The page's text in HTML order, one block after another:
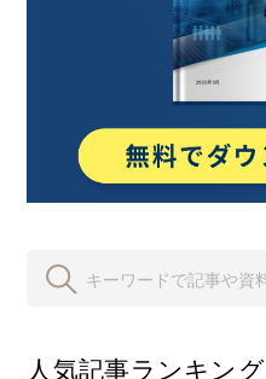
人気記事ランキング